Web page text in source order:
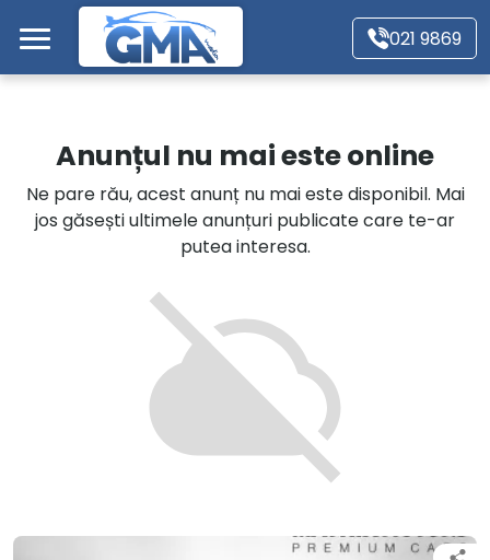
Mergi direct la conținutul principal
021 9869
Autoturisme
Motociclete
Autoutilitare
Alte tipuri vehicule
Anunțul nu mai este online
Ne pare rău, acest anunț nu mai este disponibil. Mai
jos găsești ultimele anunțuri publicate care te-ar
putea interesa.